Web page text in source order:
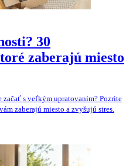
30
zaberajú miesto
s veľkým upratovaním? Pozrite
zaberajú miesto a zvyšujú stres.